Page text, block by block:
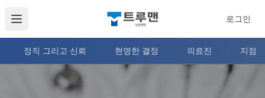
로그인
정직 그리고 신뢰 현명한 결정 의료진 지점
트루맨 남성의원 여유증, 여성형유방증 수술, 후기, 남자 복부